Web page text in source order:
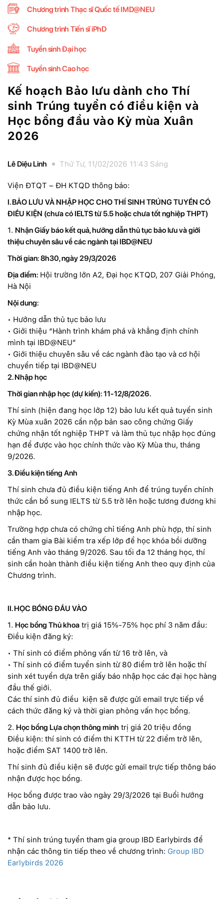
Chương trình Thạc sĩ Quốc tế IMD@NEU
Chương trình Tiến sĩ iPhD
Tuyển sinh Đại học
Tuyển sinh Cao học
Kế hoạch Bảo lưu dành cho Thí
sinh Trúng tuyển có điều kiện và
Học bổng đầu vào Kỳ mùa Xuân
2026
Lê Diệu Linh Thứ Tư, 11/02/2026 11:43 Sáng
Viện ĐTQT – ĐH KTQD thông báo:
I.BẢO LƯU VÀ NHẬP HỌC CHO THÍ SINH TRÚNG TUYỂN CÓ
ĐIỀU KIỆN (chưa có IELTS từ 5.5 hoặc chưa tốt nghiệp THPT)
1. Nhận Giấy báo kết quả,hướng dẫnthủ tục bảo lưu và giới
thiệu chuyên sâu về các ngành tại IBD@NEU
Thời gian: 8h30, ngày 29/3/2026
Địa điểm: Hội trường lớn A2, Đại học KTQD, 207 Giải Phóng,
Hà Nội
Nội dung:
• Hướng dẫn thủ tục bảo lưu
• Giới thiệu “Hành trình khám phá và khẳng định chính
mình tại IBD@NEU”
• Giới thiệu chuyên sâu về các ngành đào tạo và cơ hội
chuyển tiếp tại IBD@NEU
2. Nhập học
Thời gian nhập học (dự kiến): 11-12/8/2026.
Thí sinh (hiện đang học lớp 12) bảo lưu kết quả tuyển sinh
Kỳ Mùa xuân 2026 cần nộp bản sao công chứng Giấy
chứng nhận tốt nghiệp THPT và làm thủ tục nhập học đúng
hạn để được vào học chính thức vào Kỳ Mùa thu, tháng
9/2026.
3. Điều kiện tiếng Anh
Thí sinh chưa đủ điều kiện tiếng Anh để trúng tuyển chính
thức cần bổ sung IELTS từ 5.5 trở lên hoặc tương đương khi
nhập học.
Trường hợp chưa có chứng chỉ tiếng Anh phù hợp, thí sinh
cần tham gia Bài kiểm tra xếp lớp để học khóa bồi dưỡng
tiếng Anh vào tháng 9/2026. Sau tối đa 12 tháng học, thí
sinh cần hoàn thành điều kiện tiếng Anh theo quy định của
Chương trình.
II. HỌC BỔNG ĐẦU VÀO
1. Học bổng Thủ khoa trị giá 15%-75% học phí 3 năm đầu:
Điều kiện đăng ký:
• Thí sinh có điểm phỏng vấn từ 16 trở lên, và
• Thí sinh có điểm tuyển sinh từ 80 điểm trở lên hoặc thí
sinh xét tuyển dựa trên giấy báo nhập học các đại học hàng
đầu thế giới.
Các thí sinh đủ điều kiện sẽ được gửi email trực tiếp về
cách thức đăng ký và thời gian phỏng vấn học bổng.
2. Học bổng Lựa chọn thông minh trị giá 20 triệu đồng
Điều kiện: thí sinh có điểm thi KTTH từ 22 điểm trở lên,
hoặc điểm SAT 1400 trở lên.
Thí sinh đủ điều kiện sẽ được gửi email trực tiếp thông báo
nhận được học bổng.
Học bổng được trao vào ngày 29/3/2026 tại Buổi hướng
dẫn bảo lưu.
* Thí sinh trúng tuyển tham gia group IBD Earlybirds để
nhận các thông tin tiếp theo về chương trình: Group IBD
Earlybirds 2026